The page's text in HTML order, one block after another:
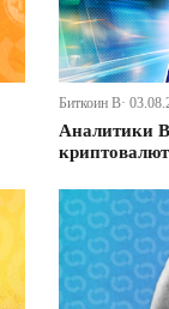
Биткоин В·
Аналитики